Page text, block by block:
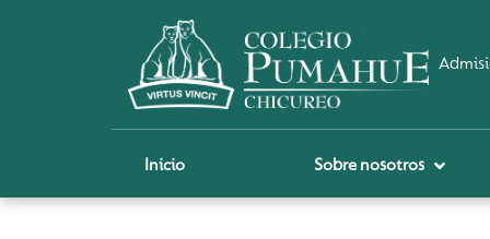
Inicio Sobre nosotros